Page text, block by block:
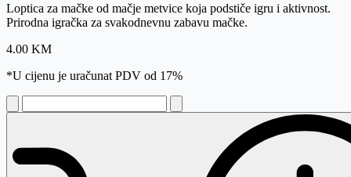
Loptica za mačke od mačje metvice koja podstiče igru i aktivnost.
Prirodna igračka za svakodnevnu zabavu mačke.
4.00 KM
*U cijenu je uračunat PDV od 17%